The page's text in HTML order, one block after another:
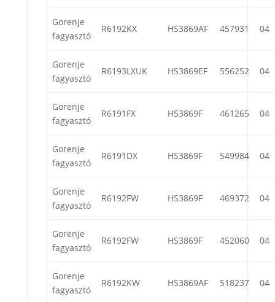
Gorenje
fagyasztó
R6192KX HS3869AF 457931 04
Gorenje
fagyasztó
R6193LXUK HS3869EF 556252 04
Gorenje
fagyasztó
R6191FX HS3869F 461265 04
Gorenje
fagyasztó
R6191DX HS3869F 549984 04
Gorenje
fagyasztó
R6192FW HS3869F 469372 04
Gorenje
fagyasztó
R6192FW HS3869F 452060 04
Gorenje
fagyasztó
R6192KW HS3869AF 518237 04